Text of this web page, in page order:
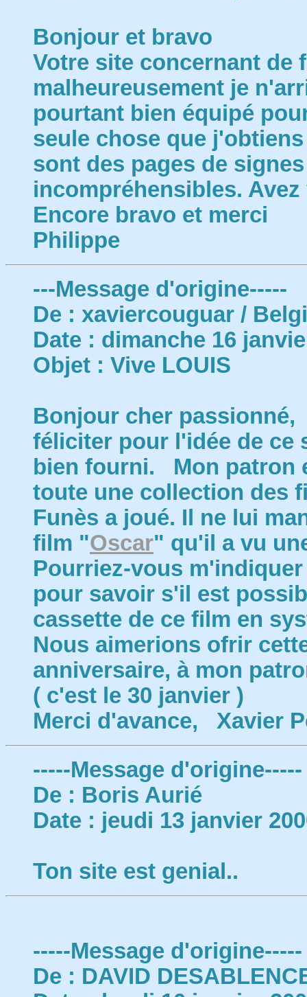
Bonjour et bravo
Votre site concernant de
malheureusement je
pourtant bien équipé
seule chose que
sont des pages de
incompréhensibles.
Encore bravo et merci
Philippe
---Message d'origine-----
De : xaviercouguar /
Date : dimanche 16
Objet : Vive LOUIS
Bonjour cher
féliciter pour l'idée de ce
bien fourni. Mon patron
toute une collection des
Funès a joué. Il ne lui
film "Oscar" qu'il a vu
Pourriez-vous
pour savoir s'il est
cassette de ce film en
Nous aimerions ofrir
anniversaire, à mon
( c'est le 30 janvier )
Merci d'avance, Xavier
-----Message d'origine-----
De : Boris Aurié
Date : jeudi 13 janvier
Ton site est genial..
-----Message d'origine-----
De : DAVID